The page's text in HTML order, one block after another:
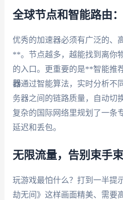
全球节点和智能路由
优秀的加速器必须有广泛的、
**。节点越多，越能找到离你
的入口。更重要的是**智能推
器通过智能算法，实时分析不
务器之间的链路质量，自动切
复杂的国际网络里规划了一条
延迟和丢包。
无限流量，告别束手
玩游戏最怕什么？打到一半提
劫无间》这样画面精美、需要